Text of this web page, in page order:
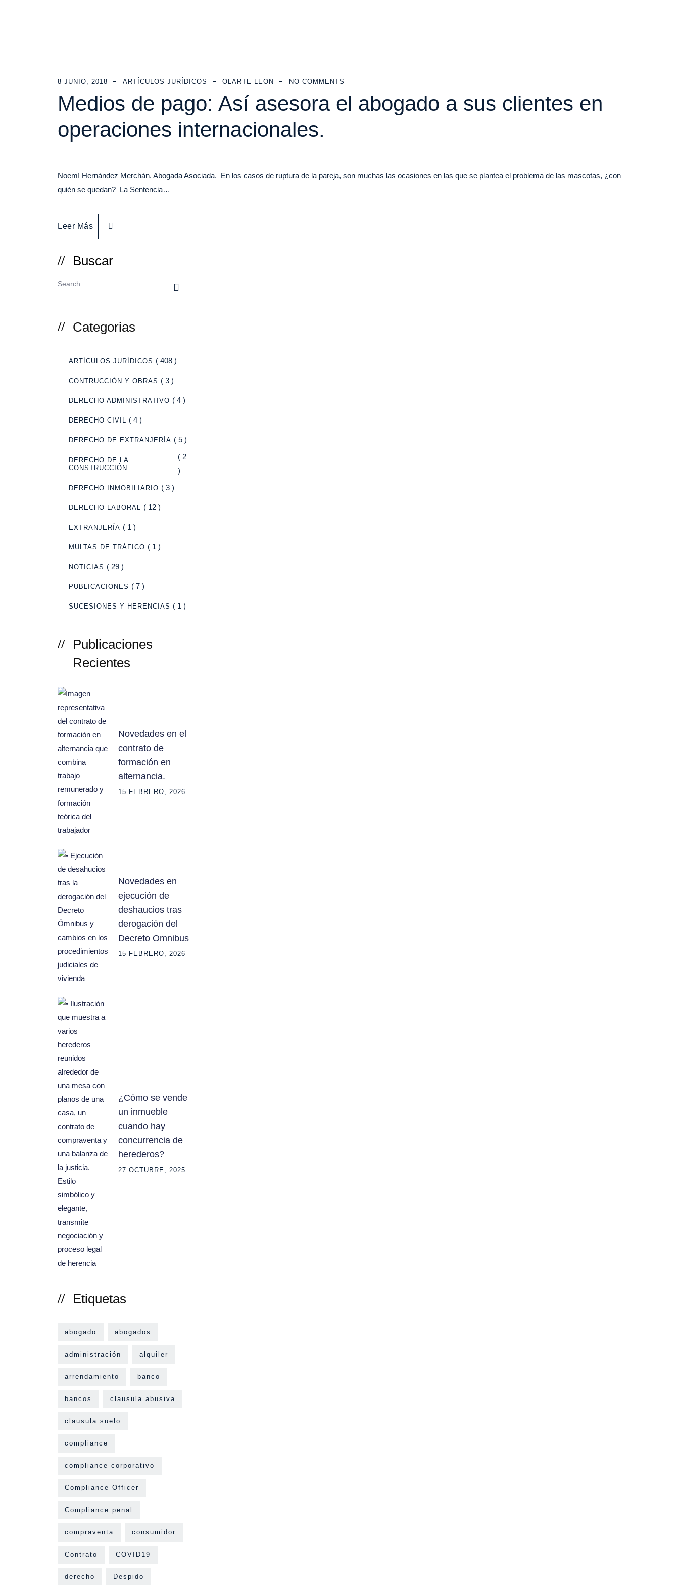
8 JUNIO, 2018 ARTÍCULOS JURÍDICOS OLARTE LEON NO COMMENTS
Medios de pago: Así asesora el abogado a sus clientes en
operaciones internacionales.
Noemí Hernández Merchán. Abogada Asociada. En los casos de ruptura de la pareja, son muchas las ocasiones en las que se plantea el problema de las mascotas, ¿con
quién se quedan? La Sentencia…
Leer Más
Buscar
Categorias
ARTÍCULOS JURÍDICOS ( 408 )
CONTRUCCIÓN Y OBRAS ( 3 )
DERECHO ADMINISTRATIVO ( 4 )
DERECHO CIVIL ( 4 )
DERECHO DE EXTRANJERÍA ( 5 )
DERECHO DE LA
CONSTRUCCIÓN
( 2
)
DERECHO INMOBILIARIO ( 3 )
DERECHO LABORAL ( 12 )
EXTRANJERÍA ( 1 )
MULTAS DE TRÁFICO ( 1 )
NOTICIAS ( 29 )
PUBLICACIONES ( 7 )
SUCESIONES Y HERENCIAS ( 1 )
Publicaciones
Recientes
Novedades en el
contrato de
formación en
alternancia.
15 FEBRERO, 2026
Novedades en
ejecución de
deshaucios tras
derogación del
Decreto Omnibus
15 FEBRERO, 2026
¿Cómo se vende
un inmueble
cuando hay
concurrencia de
herederos?
27 OCTUBRE, 2025
Etiquetas
abogado abogados
administración alquiler
arrendamiento banco
bancos clausula abusiva
clausula suelo
compliance
compliance corporativo
Compliance Officer
Compliance penal
compraventa consumidor
Contrato COVID19
derecho Despido